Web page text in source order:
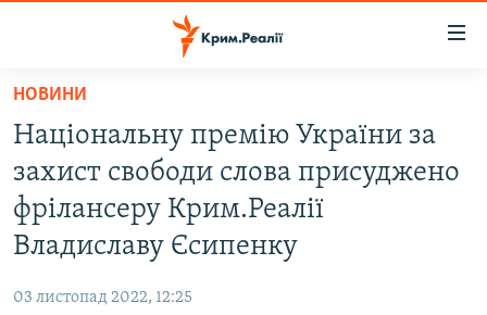
Перейти
основного
матеріалу
Перейти
до
основної
Перейти
ВОДА.КРИМ
ВІДЕО ТА ФОТО
ПОЛІТИКА
НОВИНИ
Національну премію України за
захист свободи слова присуджено
фрілансеру Крим.Реалії
Владиславу Єсипенку
03 листопад 2022, 12:25